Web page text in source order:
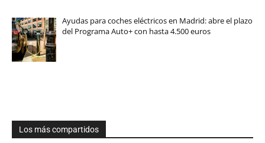
Ayudas para coches eléctricos en Madrid: abre el plazo
del Programa Auto+ con hasta 4.500 euros
Los más compartidos